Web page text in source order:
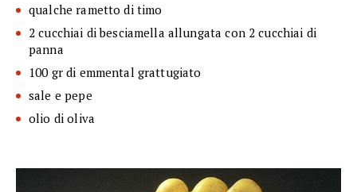
qualche rametto di timo
2 cucchiai di besciamella allungata con 2 cucchiai di
panna
100 gr di emmental grattugiato
sale e pepe
olio di oliva